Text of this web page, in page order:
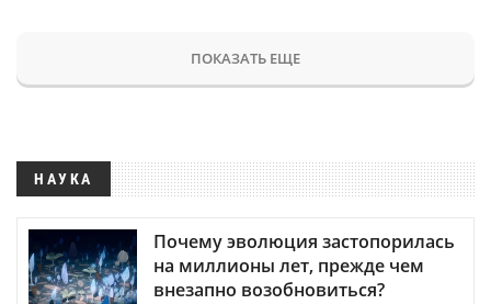
ПОКАЗАТЬ ЕЩЕ
НАУКА
Почему эволюция застопорилась
на миллионы лет, прежде чем
внезапно возобновиться?